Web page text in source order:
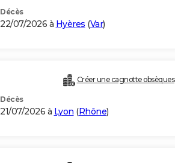
Décès
22/07/2026 à Hyères (Var)
Créer une cagnotte obsèques
Décès
21/07/2026 à Lyon (Rhône)